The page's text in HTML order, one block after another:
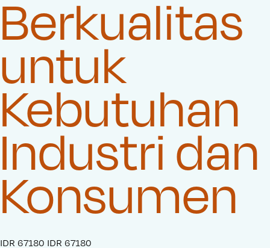
Berkualitas
untuk
Kebutuhan
Industri dan
Konsumen
S
IDR 67180 O
IDR 67180